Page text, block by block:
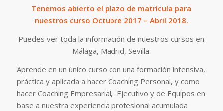
Tenemos abierto el plazo de matrícula para
nuestros curso Octubre 2017 – Abril 2018.
Puedes ver toda la información de nuestros cursos en
Málaga, Madrid, Sevilla.
Aprende en un único curso con una formación intensiva,
práctica y aplicada a hacer Coaching Personal, y como
hacer Coaching Empresarial, Ejecutivo y de Equipos en
base a nuestra experiencia profesional acumulada